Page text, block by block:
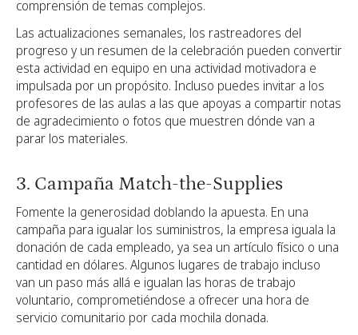
comprensión de temas complejos.
Las actualizaciones semanales, los rastreadores del
progreso y un resumen de la celebración pueden convertir
esta actividad en equipo en una actividad motivadora e
impulsada por un propósito. Incluso puedes invitar a los
profesores de las aulas a las que apoyas a compartir notas
de agradecimiento o fotos que muestren dónde van a
parar los materiales.
3. Campaña Match-the-Supplies
Fomente la generosidad doblando la apuesta. En una
campaña para igualar los suministros, la empresa iguala la
donación de cada empleado, ya sea un artículo físico o una
cantidad en dólares. Algunos lugares de trabajo incluso
van un paso más allá e igualan las horas de trabajo
voluntario, comprometiéndose a ofrecer una hora de
servicio comunitario por cada mochila donada.